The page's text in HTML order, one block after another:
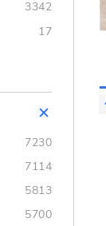
3342
17
7230
7114
5813
5700